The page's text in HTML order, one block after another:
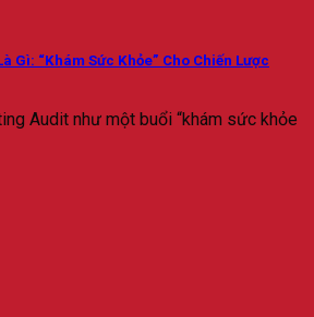
Gì: “Khám Sức Khỏe” Cho Chiến Lược
Audit như một buổi “khám sức khỏe